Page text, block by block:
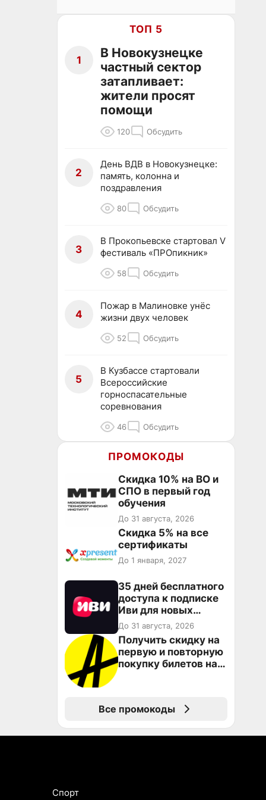
ТОП 5
1
В Новокузнецке
частный сектор
затапливает:
жители просят
помощи
120 Обсудить
2
День ВДВ в Новокузнецке:
память, колонна и
поздравления
80 Обсудить
3
В Прокопьевске стартовал V
фестиваль «ПРОпикник»
58 Обсудить
4
Пожар в Малиновке унёс
жизни двух человек
52 Обсудить
5
В Кузбассе стартовали
Всероссийские
горноспасательные
соревнования
46 Обсудить
ПРОМОКОДЫ
Скидка 10% на ВО и
СПО в первый год
обучения
До 31 августа, 2026
Скидка 5% на все
сертификаты
До 1 января, 2027
35 дней бесплатного
доступа к подписке
Иви для новых
пользователей
До 31 августа, 2026
Получить скидку на
первую и повторную
покупку билетов на
Все промокоды
Спорт